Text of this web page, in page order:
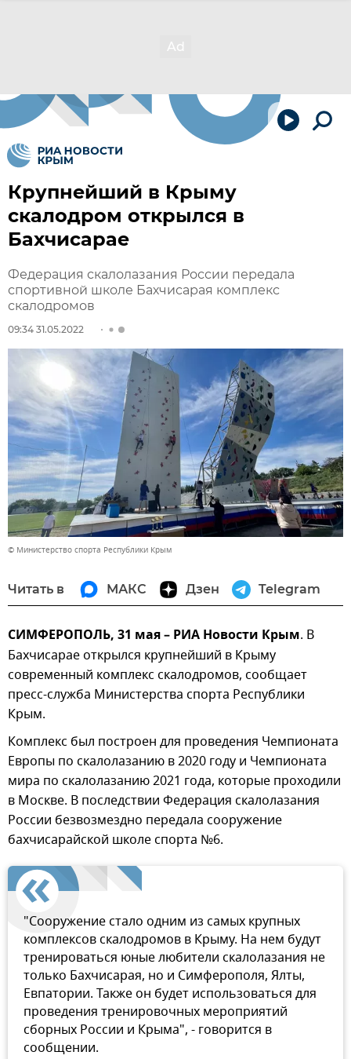
Крупнейший в Крыму
скалодром открылся в
Бахчисарае
Федерация скалолазания России передала
спортивной школе Бахчисарая комплекс
скалодромов
09:34 31.05.2022
© Министерство спорта Республики Крым
Читать в МАКС Дзен Telegram
СИМФЕРОПОЛЬ, 31 мая – РИА Новости Крым. В
Бахчисарае открылся крупнейший в Крыму
современный комплекс скалодромов, сообщает
пресс-служба Министерства спорта Республики
Крым.
Комплекс был построен для проведения Чемпионата
Европы по скалолазанию в 2020 году и Чемпионата
мира по скалолазанию 2021 года, которые проходили
в Москве. В последствии Федерация скалолазания
России безвозмездно передала сооружение
бахчисарайской школе спорта №6.
"Сооружение стало одним из самых крупных
комплексов скалодромов в Крыму. На нем будут
тренироваться юные любители скалолазания не
только Бахчисарая, но и Симферополя, Ялты,
Евпатории. Также он будет использоваться для
проведения тренировочных мероприятий
сборных России и Крыма", - говорится в
сообщении.